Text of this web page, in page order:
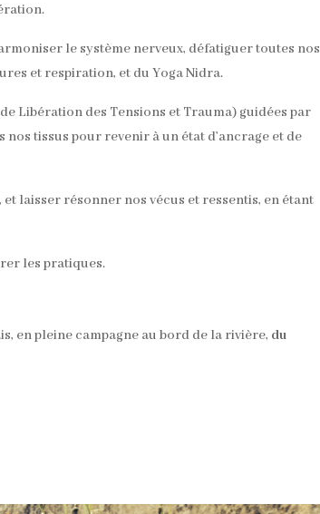
le système nerveux, défatiguer toutes nos
et respiration, et du Yoga Nidra.
Libération des Tensions et Trauma) guidées par
tissus pour revenir à un état d’ancrage et de
laisser résonner nos vécus et ressentis, en étant
les pratiques.
en pleine campagne au bord de la rivière, du